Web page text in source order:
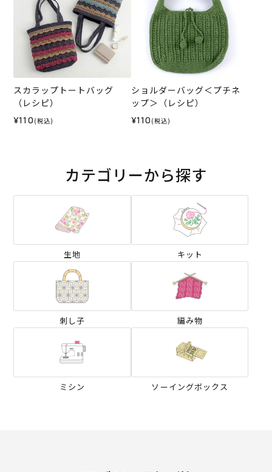
スカラップトートバッグ
（レシピ）
¥110 (税込)
ショルダーバッグ＜プチネ
ップ＞（レシピ）
¥110 (税込)
カテゴリーから探す
生地 キット
刺し子 編み物
ミシン ソーイングボックス